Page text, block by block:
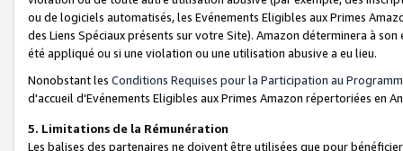
ou de logiciels automatisés, les Evénements Eligibles aux Primes
des Liens Spéciaux présents sur votre Site). Amazon déterminera à
été appliqué ou si une violation ou une utilisation abusive a eu lieu.
Nonobstant les Conditions Requises pour la Participation au
d'accueil d'Evénements Eligibles aux Primes Amazon répertoriées en
5. Limitations de la Rémunération
Les balises des partenaires ne doivent être utilisées que pour